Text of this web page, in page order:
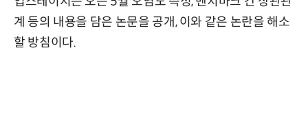
계 등의 내용을 담은 논문을 공개, 이와 같은 논란을 해소
할 방침이다.